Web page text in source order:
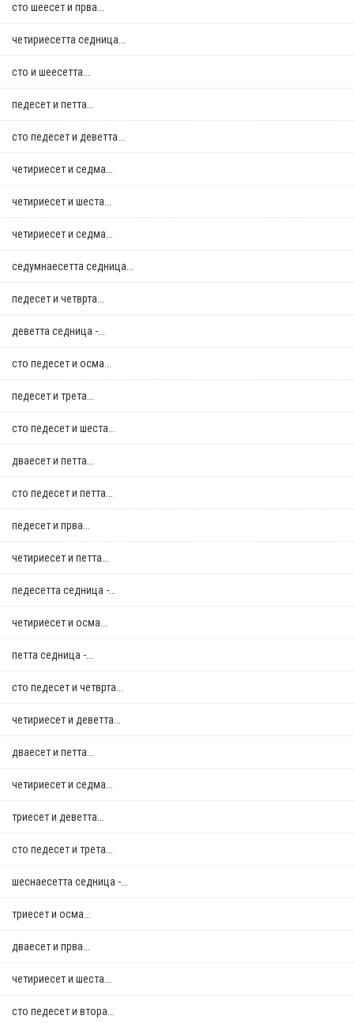
сто шеесет и прва...
четириесетта седница...
сто и шеесетта...
педесет и петта...
сто педесет и деветта...
четириесет и седма...
четириесет и шеста...
четириесет и седма...
седумнаесетта седница...
педесет и четврта...
деветта седница -...
сто педесет и осма...
педесет и трета...
сто педесет и шеста...
дваесет и петта...
сто педесет и петта...
педесет и прва...
четириесет и петта...
педесетта седница -...
четириесет и осма...
петта седница -...
сто педесет и четврта...
четириесет и деветта...
дваесет и петта...
четириесет и седма...
триесет и деветта...
сто педесет и трета...
шеснаесетта седница -...
триесет и осма...
дваесет и прва...
четириесет и шеста...
сто педесет и втора...